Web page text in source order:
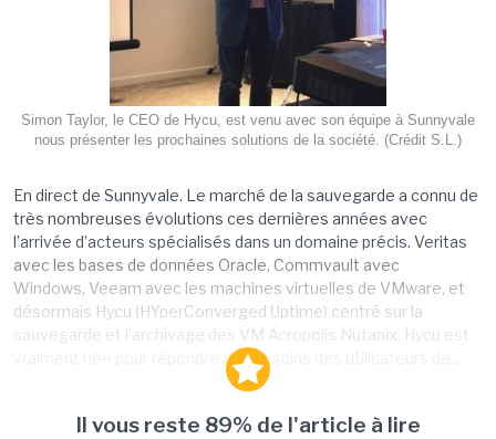
Simon Taylor, le CEO de Hycu, est venu avec son équipe à Sunnyvale
nous présenter les prochaines solutions de la société. (Crédit S.L.)
En direct de Sunnyvale. Le marché de la sauvegarde a connu de
très nombreuses évolutions ces dernières années avec
l’arrivée d’acteurs spécialisés dans un domaine précis. Veritas
avec les bases de données Oracle, Commvault avec
Windows, Veeam avec les machines virtuelles de VMware, et
désormais Hycu (HYperConverged Uptime) centré sur la
sauvegarde et l'archivage des VM Acropolis Nutanix. Hycu est
vraiment née pour répondre aux besoins des utilisateurs de...
Il vous reste 89% de l'article à lire